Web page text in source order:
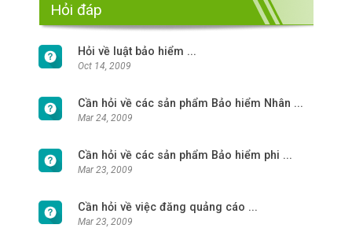
Hỏi đáp
Hỏi về luật bảo hiểm ...
Oct 14, 2009
Cần hỏi về các sản phẩm Bảo hiểm Nhân ...
Mar 24, 2009
Cần hỏi về các sản phẩm Bảo hiểm phi ...
Mar 23, 2009
Cần hỏi về việc đăng quảng cáo ...
Mar 23, 2009